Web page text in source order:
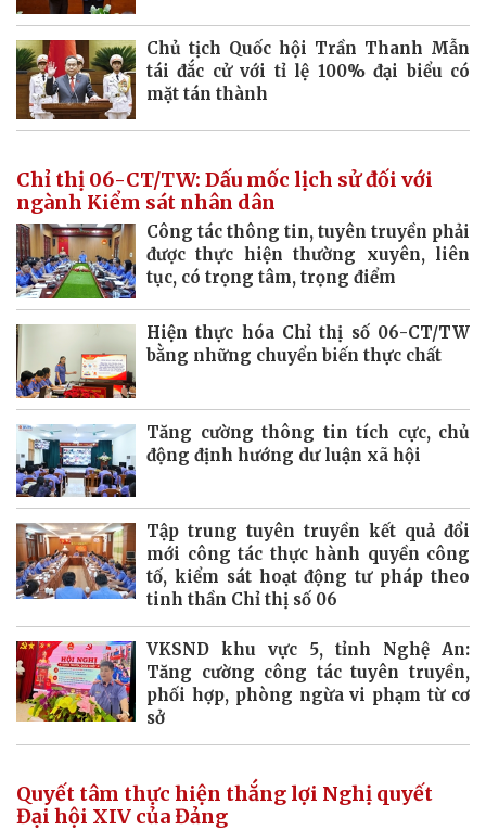
Chủ tịch Quốc hội Trần Thanh Mẫn
tái đắc cử với tỉ lệ 100% đại biểu có
mặt tán thành
Chỉ thị 06-CT/TW: Dấu mốc lịch sử đối với
ngành Kiểm sát nhân dân
Công tác thông tin, tuyên truyền phải
được thực hiện thường xuyên, liên
tục, có trọng tâm, trọng điểm
Hiện thực hóa Chỉ thị số 06-CT/TW
bằng những chuyển biến thực chất
Tăng cường thông tin tích cực, chủ
động định hướng dư luận xã hội
Tập trung tuyên truyền kết quả đổi
mới công tác thực hành quyền công
tố, kiểm sát hoạt động tư pháp theo
tinh thần Chỉ thị số 06
VKSND khu vực 5, tỉnh Nghệ An:
Tăng cường công tác tuyên truyền,
phối hợp, phòng ngừa vi phạm từ cơ
sở
Quyết tâm thực hiện thắng lợi Nghị quyết
Đại hội XIV của Đảng